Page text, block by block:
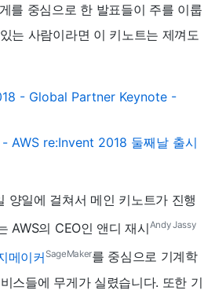
를 중심으로 한 발표들이 주를 이룹
는 사람이라면 이 키노트는 제껴도
- Global Partner Keynote -
AWS re:Invent 2018 둘째날 출시
양일에 걸쳐서 메인 키노트가 진행
AWS의 CEO인 앤디 재시Andy Jassy
메이커 SageMaker를 중심으로 기계학
스들에 무게가 실렸습니다. 또한 기